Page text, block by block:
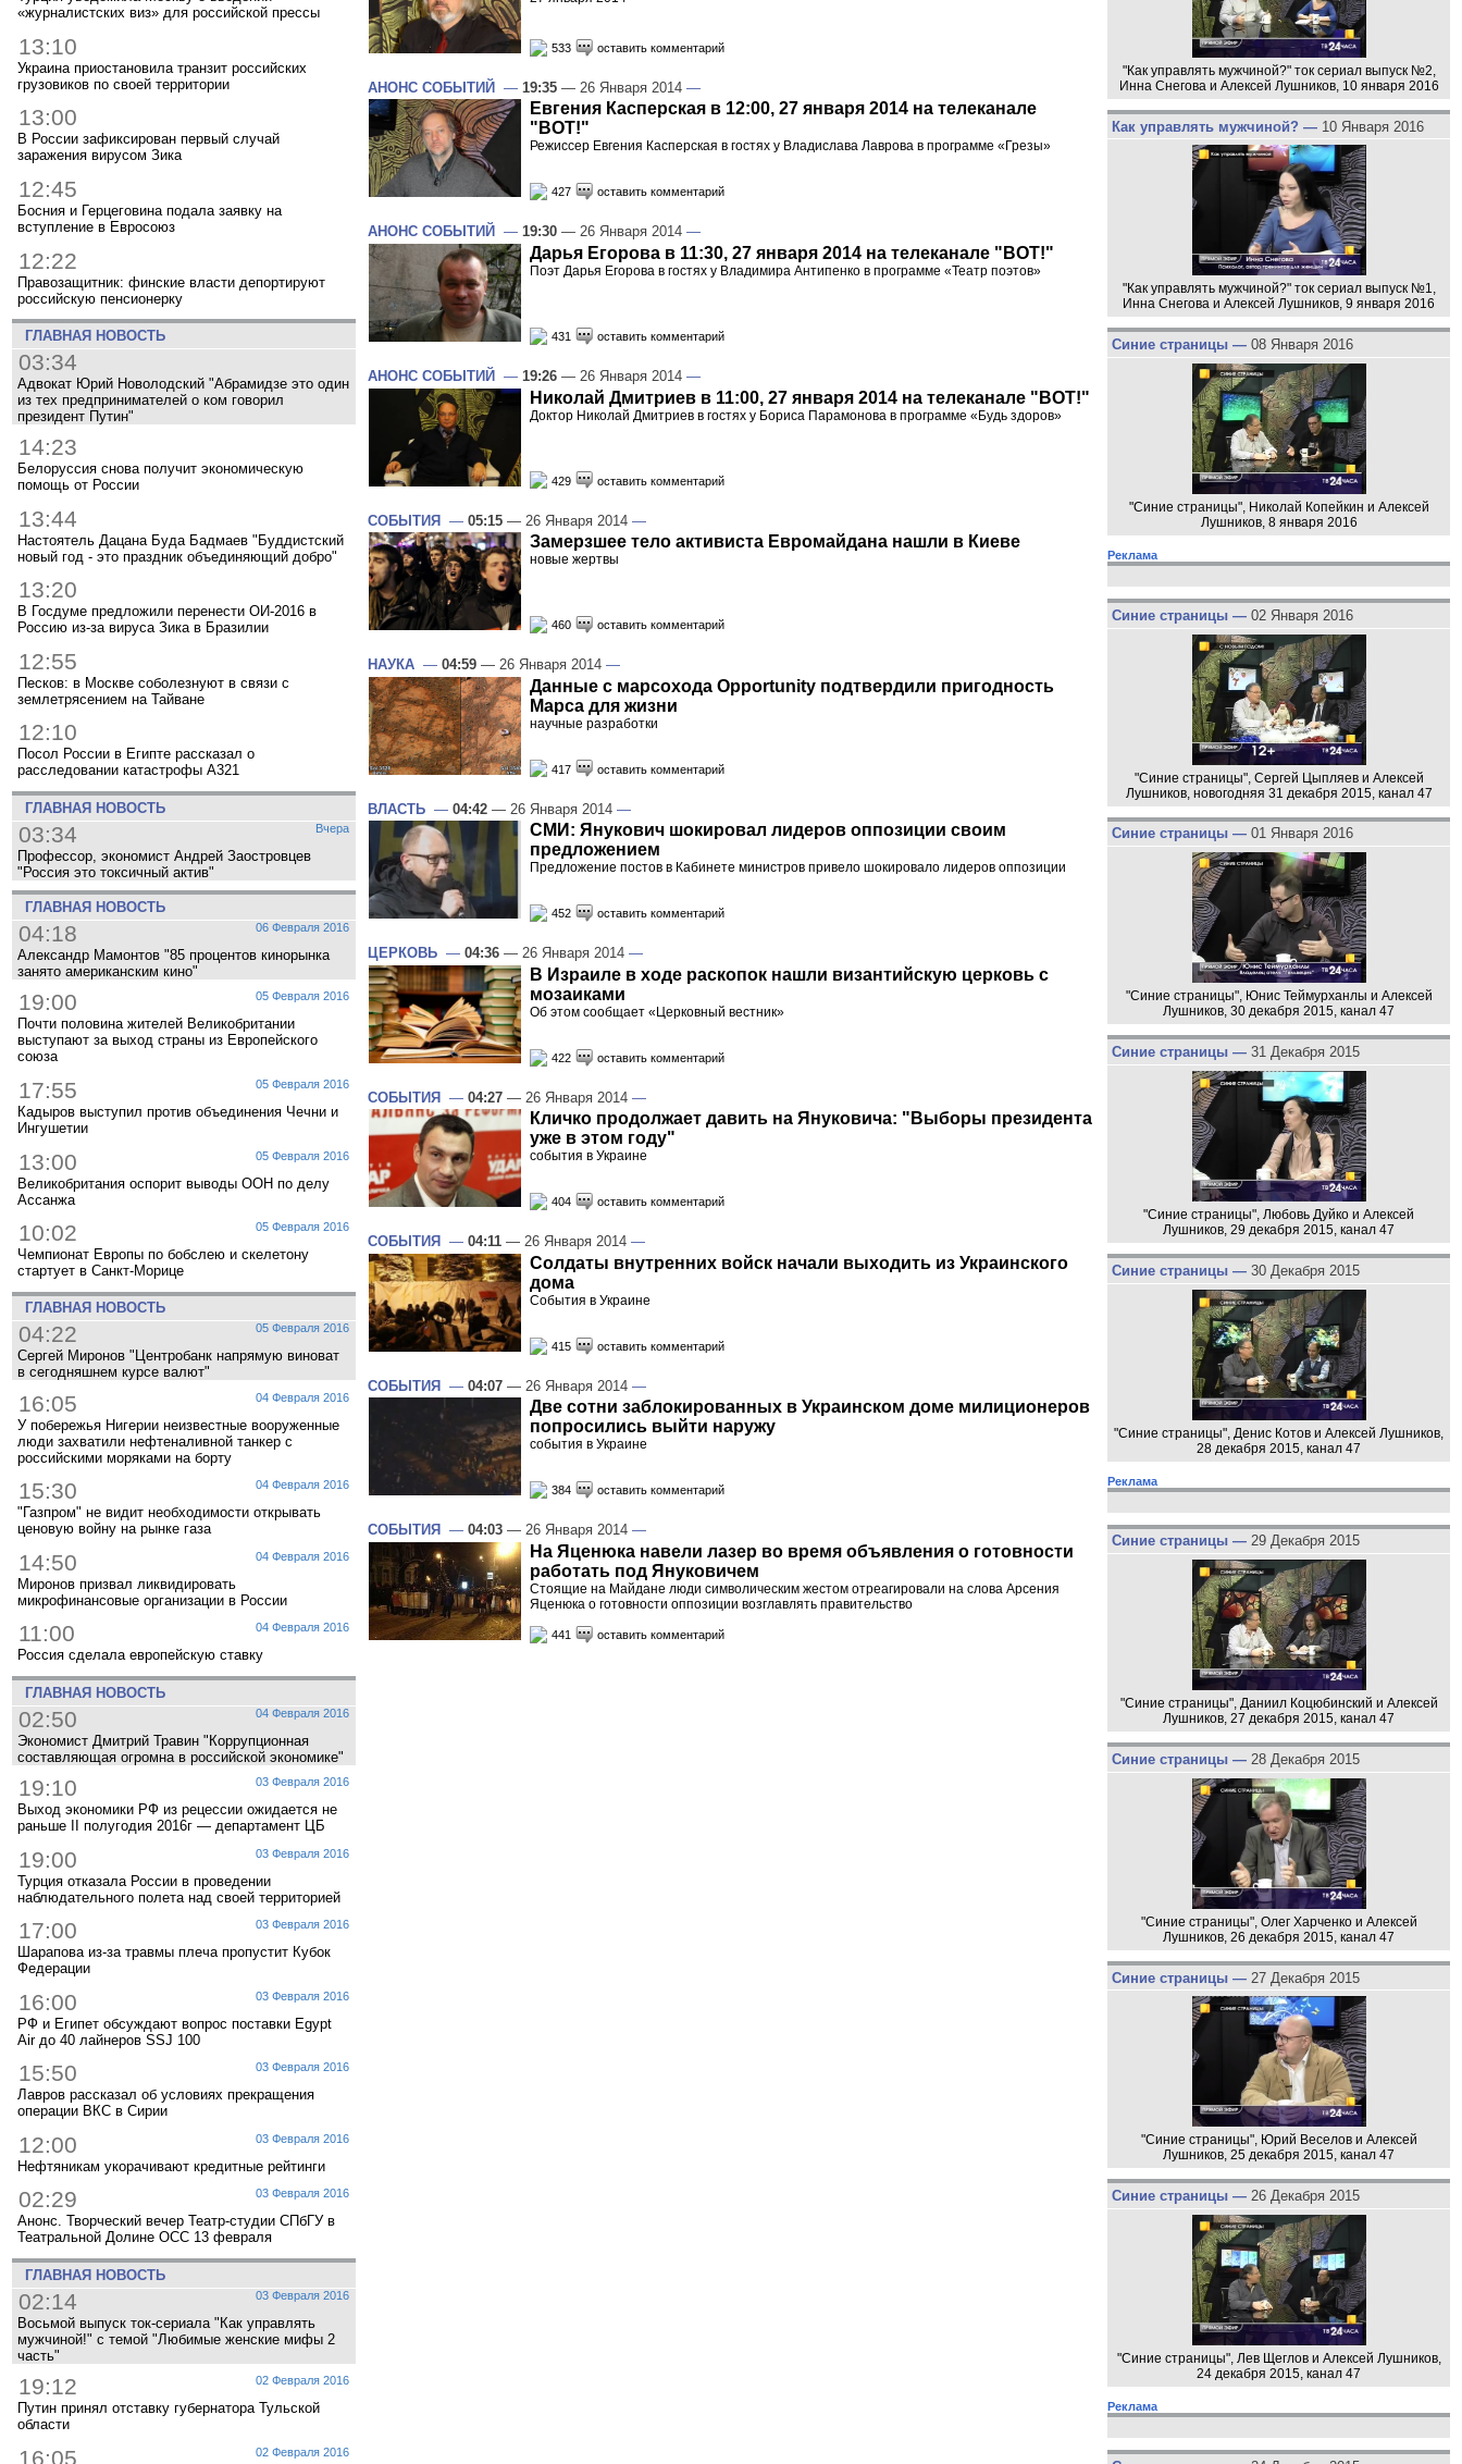
«журналистских виз» для российской прессы
13:10
Украина приостановила транзит российских
грузовиков по своей территории
13:00
В России зафиксирован первый случай
заражения вирусом Зика
12:45
Босния и Герцеговина подала заявку на
вступление в Евросоюз
12:22
Правозащитник: финские власти депортируют
российскую пенсионерку
ГЛАВНАЯ НОВОСТЬ
03:34
Адвокат Юрий Новолодский "Абрамидзе это один
из тех предпринимателей о ком говорил
президент Путин"
14:23
Белоруссия снова получит экономическую
помощь от России
13:44
Настоятель Дацана Буда Бадмаев "Буддистский
новый год - это праздник объединяющий добро"
13:20
В Госдуме предложили перенести ОИ-2016 в
Россию из-за вируса Зика в Бразилии
12:55
Песков: в Москве соболезнуют в связи с
землетрясением на Тайване
12:10
Посол России в Египте рассказал о
расследовании катастрофы A321
ГЛАВНАЯ НОВОСТЬ
Вчера
03:34
Профессор, экономист Андрей Заостровцев
"Россия это токсичный актив"
ГЛАВНАЯ НОВОСТЬ
06 Февраля 2016
04:18
Александр Мамонтов "85 процентов кинорынка
занято американским кино"
05 Февраля 2016
19:00
Почти половина жителей Великобритании
выступают за выход страны из Европейского
союза
05 Февраля 2016
17:55
Кадыров выступил против объединения Чечни и
Ингушетии
05 Февраля 2016
13:00
Великобритания оспорит выводы ООН по делу
Ассанжа
05 Февраля 2016
10:02
Чемпионат Европы по бобслею и скелетону
стартует в Санкт-Морице
ГЛАВНАЯ НОВОСТЬ
05 Февраля 2016
04:22
Сергей Миронов "Центробанк напрямую виноват
в сегодняшнем курсе валют"
04 Февраля 2016
16:05
У побережья Нигерии неизвестные вооруженные
люди захватили нефтеналивной танкер с
российскими моряками на борту
04 Февраля 2016
15:30
"Газпром" не видит необходимости открывать
ценовую войну на рынке газа
04 Февраля 2016
14:50
Миронов призвал ликвидировать
микрофинансовые организации в России
04 Февраля 2016
11:00
Россия сделала европейскую ставку
ГЛАВНАЯ НОВОСТЬ
04 Февраля 2016
02:50
Экономист Дмитрий Травин "Коррупционная
составляющая огромна в российской экономике"
03 Февраля 2016
19:10
Выход экономики РФ из рецессии ожидается не
раньше II полугодия 2016г — департамент ЦБ
03 Февраля 2016
19:00
Турция отказала России в проведении
наблюдательного полета над своей территорией
03 Февраля 2016
17:00
Шарапова из-за травмы плеча пропустит Кубок
Федерации
03 Февраля 2016
16:00
РФ и Египет обсуждают вопрос поставки Egypt
Air до 40 лайнеров SSJ 100
03 Февраля 2016
15:50
Лавров рассказал об условиях прекращения
операции ВКС в Сирии
03 Февраля 2016
12:00
Нефтяникам укорачивают кредитные рейтинги
03 Февраля 2016
02:29
Анонс. Творческий вечер Театр-студии СПбГУ в
Театральной Долине ОСС 13 февраля
ГЛАВНАЯ НОВОСТЬ
03 Февраля 2016
02:14
Восьмой выпуск ток-сериала "Как управлять
мужчиной!" с темой "Любимые женские мифы 2
часть"
02 Февраля 2016
19:12
Путин принял отставку губернатора Тульской
области
02 Февраля 2016
16:05
533 оставить комментарий
АНОНС СОБЫТИЙ — 19:35 — 26 Января 2014 —
Евгения Касперская в 12:00, 27 января 2014 на телеканале
"ВОТ!"
Режиссер Евгения Касперская в гостях у Владислава Лаврова в программе «Грезы»
427 оставить комментарий
АНОНС СОБЫТИЙ — 19:30 — 26 Января 2014 —
Дарья Егорова в 11:30, 27 января 2014 на телеканале "ВОТ!"
Поэт Дарья Егорова в гостях у Владимира Антипенко в программе «Театр поэтов»
431 оставить комментарий
АНОНС СОБЫТИЙ — 19:26 — 26 Января 2014 —
Николай Дмитриев в 11:00, 27 января 2014 на телеканале "ВОТ!"
Доктор Николай Дмитриев в гостях у Бориса Парамонова в программе «Будь здоров»
429 оставить комментарий
СОБЫТИЯ — 05:15 — 26 Января 2014 —
Замерзшее тело активиста Евромайдана нашли в Киеве
новые жертвы
460 оставить комментарий
НАУКА — 04:59 — 26 Января 2014 —
Данные с марсохода Opportunity подтвердили пригодность
Марса для жизни
научные разработки
417 оставить комментарий
ВЛАСТЬ — 04:42 — 26 Января 2014 —
СМИ: Янукович шокировал лидеров оппозиции своим
предложением
Предложение постов в Кабинете министров привело шокировало лидеров оппозиции
452 оставить комментарий
ЦЕРКОВЬ — 04:36 — 26 Января 2014 —
В Израиле в ходе раскопок нашли византийскую церковь с
мозаиками
Об этом сообщает «Церковный вестник»
422 оставить комментарий
СОБЫТИЯ — 04:27 — 26 Января 2014 —
Кличко продолжает давить на Януковича: "Выборы президента
уже в этом году"
события в Украине
404 оставить комментарий
СОБЫТИЯ — 04:11 — 26 Января 2014 —
Солдаты внутренних войск начали выходить из Украинского
дома
События в Украине
415 оставить комментарий
СОБЫТИЯ — 04:07 — 26 Января 2014 —
Две сотни заблокированных в Украинском доме милиционеров
попросились выйти наружу
события в Украине
384 оставить комментарий
СОБЫТИЯ — 04:03 — 26 Января 2014 —
На Яценюка навели лазер во время объявления о готовности
работать под Януковичем
Стоящие на Майдане люди символическим жестом отреагировали на слова Арсения
Яценюка о готовности оппозиции возглавлять правительство
441 оставить комментарий
"Как управлять мужчиной?" ток сериал выпуск №2,
Инна Снегова и Алексей Лушников, 10 января 2016
Как управлять мужчиной? — 10 Января 2016
"Как управлять мужчиной?" ток сериал выпуск №1,
Инна Снегова и Алексей Лушников, 9 января 2016
Синие страницы — 08 Января 2016
"Синие страницы", Николай Копейкин и Алексей
Лушников, 8 января 2016
Реклама
Синие страницы — 02 Января 2016
"Синие страницы", Сергей Цыпляев и Алексей
Лушников, новогодняя 31 декабря 2015, канал 47
Синие страницы — 01 Января 2016
"Синие страницы", Юнис Теймурханлы и Алексей
Лушников, 30 декабря 2015, канал 47
Синие страницы — 31 Декабря 2015
"Синие страницы", Любовь Дуйко и Алексей
Лушников, 29 декабря 2015, канал 47
Синие страницы — 30 Декабря 2015
"Синие страницы", Денис Котов и Алексей Лушников,
28 декабря 2015, канал 47
Реклама
Синие страницы — 29 Декабря 2015
"Синие страницы", Даниил Коцюбинский и Алексей
Лушников, 27 декабря 2015, канал 47
Синие страницы — 28 Декабря 2015
"Синие страницы", Олег Харченко и Алексей
Лушников, 26 декабря 2015, канал 47
Синие страницы — 27 Декабря 2015
"Синие страницы", Юрий Веселов и Алексей
Лушников, 25 декабря 2015, канал 47
Синие страницы — 26 Декабря 2015
"Синие страницы", Лев Щеглов и Алексей Лушников,
24 декабря 2015, канал 47
Реклама